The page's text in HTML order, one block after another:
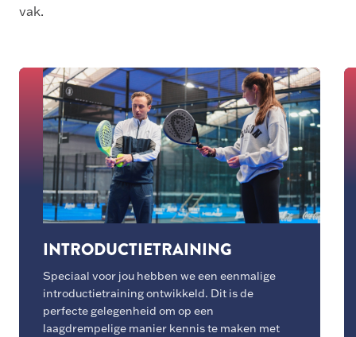
vak.
INTRODUCTIETRAINING
Speciaal voor jou hebben we een eenmalige
introductietraining ontwikkeld. Dit is de
perfecte gelegenheid om op een
laagdrempelige manier kennis te maken met